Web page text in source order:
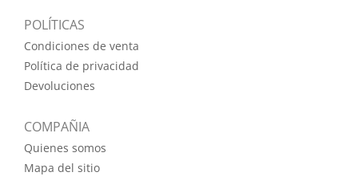
POLÍTICAS
Condiciones de venta
Política de privacidad
Devoluciones
COMPAÑIA
Quienes somos
Mapa del sitio